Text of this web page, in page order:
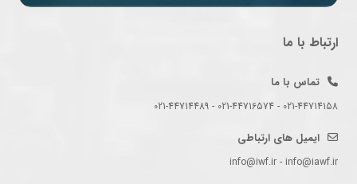
ارتباط با ما
تماس با ما
021-44714158 - 021-44716574 - 021-44714489
ایمیل های ارتباطی
info@iwf.ir - info@iawf.ir